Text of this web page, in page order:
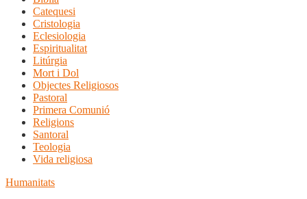
Catequesi
Cristologia
Eclesiologia
Espiritualitat
Litúrgia
Mort i Dol
Objectes Religiosos
Pastoral
Primera Comunió
Religions
Santoral
Teologia
Vida religiosa
Humanitats